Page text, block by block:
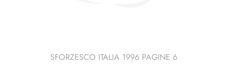
SFORZESCO ITALIA 1996 PAGINE 6